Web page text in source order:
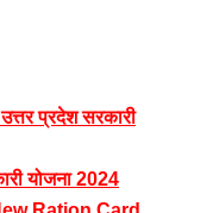
प्रदेश सरकारी
योजना 2024